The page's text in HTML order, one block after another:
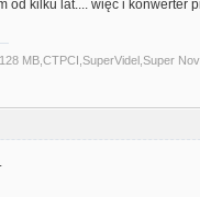
od kilku lat.... więc i
MB,CTPCI,SuperVidel,Super